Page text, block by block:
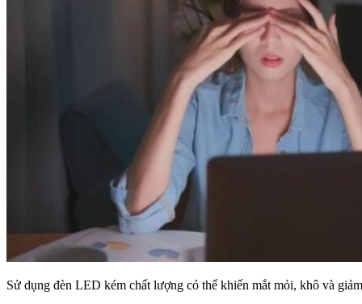
Sử dụng đèn LED kém chất lượng có thể khiến mắt mỏi, khô và